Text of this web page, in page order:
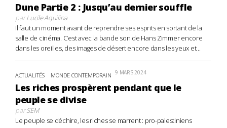
Dune Partie 2 : Jusqu’au dernier souffle
parLucile Aquilina
Il faut un moment avant de reprendre ses esprits en sortant de la
salle de cinéma. C’est avec la bande son de Hans Zimmer encore
dans les oreilles, des images de désert encore dans les yeux et...
ACTUALITÉS MONDE CONTEMPORAIN 9 MARS 2024
Les riches prospèrent pendant que le
peuple se divise
parSEM
Le peuple se déchire, les riches se marrent : pro-palestiniens